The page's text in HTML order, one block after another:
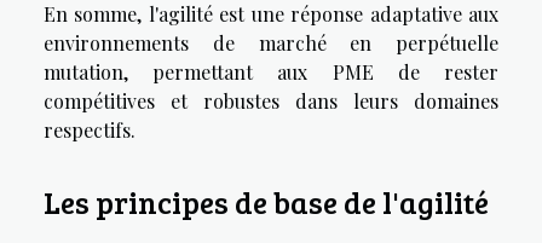
En somme, l'agilité est une réponse adaptative aux
environnements de marché en perpétuelle
mutation, permettant aux PME de rester
compétitives et robustes dans leurs domaines
respectifs.
Les principes de base de l'agilité